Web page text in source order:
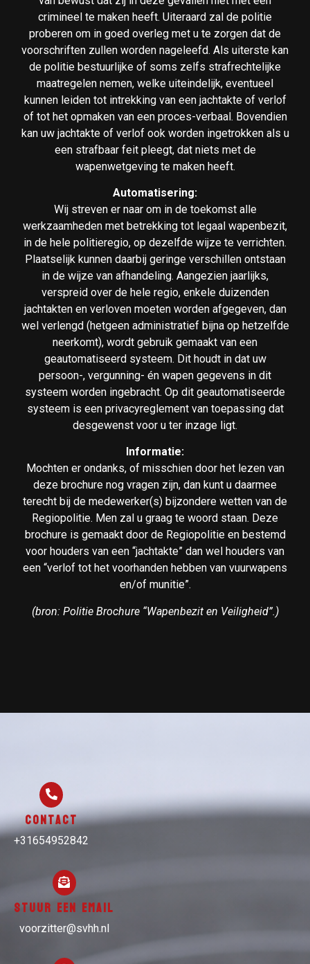
crimineel te maken heeft. Uiteraard zal de politie
proberen om in goed overleg met u te zorgen dat de
voorschriften zullen worden nageleefd. Als uiterste kan
de politie bestuurlijke of soms zelfs strafrechtelijke
maatregelen nemen, welke uiteindelijk, eventueel
kunnen leiden tot intrekking van een jachtakte of verlof
of tot het opmaken van een proces-verbaal. Bovendien
kan uw jachtakte of verlof ook worden ingetrokken als u
een strafbaar feit pleegt, dat niets met de
wapenwetgeving te maken heeft.
Automatisering:
Wij streven er naar om in de toekomst alle
werkzaamheden met betrekking tot legaal wapenbezit,
in de hele politieregio, op dezelfde wijze te verrichten.
Plaatselijk kunnen daarbij geringe verschillen ontstaan
in de wijze van afhandeling. Aangezien jaarlijks,
verspreid over de hele regio, enkele duizenden
jachtakten en verloven moeten worden afgegeven, dan
wel verlengd (hetgeen administratief bijna op hetzelfde
neerkomt), wordt gebruik gemaakt van een
geautomatiseerd systeem. Dit houdt in dat uw
persoon-, vergunning- én wapen gegevens in dit
systeem worden ingebracht. Op dit geautomatiseerde
systeem is een privacyreglement van toepassing dat
desgewenst voor u ter inzage ligt.
Informatie:
Mochten er ondanks, of misschien door het lezen van
deze brochure nog vragen zijn, dan kunt u daarmee
terecht bij de medewerker(s) bijzondere wetten van de
Regiopolitie. Men zal u graag te woord staan. Deze
brochure is gemaakt door de Regiopolitie en bestemd
voor houders van een “jachtakte” dan wel houders van
een “verlof tot het voorhanden hebben van vuurwapens
en/of munitie”.
(bron: Politie Brochure “Wapenbezit en Veiligheid”.)
Contact
+31654952842
Stuur een email
voorzitter@svhh.nl